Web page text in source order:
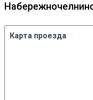
Карта проезда